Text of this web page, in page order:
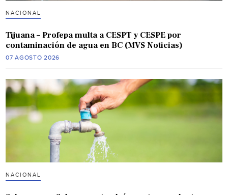
NACIONAL
Tijuana – Profepa multa a CESPT y CESPE por
contaminación de agua en BC (MVS Noticias)
07 AGOSTO 2026
NACIONAL